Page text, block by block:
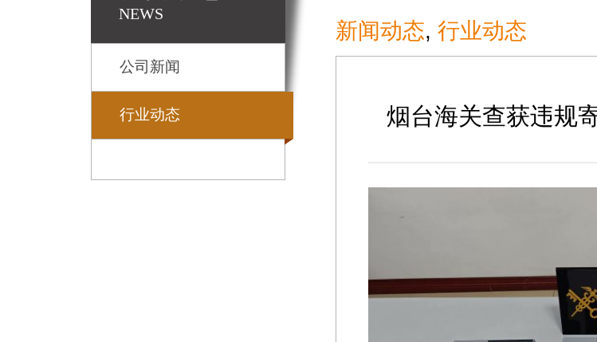
NEWS
公司新闻
行业动态
新闻动态, 行业动态
烟台海关查获违规